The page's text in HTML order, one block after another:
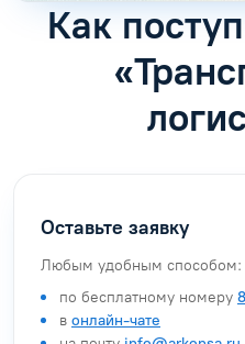
Как
Оставьте заявку
Любым удобным способом:
по бесплатному номеру
в онлайн-чате